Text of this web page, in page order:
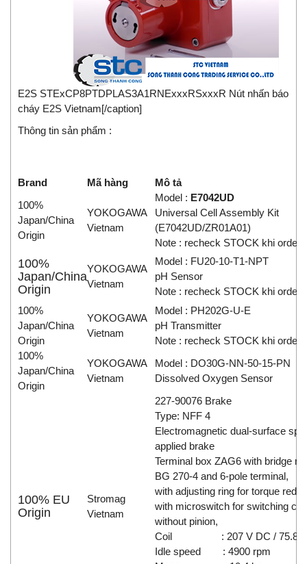
E2S STExCP8PTDPLAS3A1RNExxxRSxxxR Nút nhấn báo
cháy E2S Vietnam[/caption]
Thông tin sản phẩm :
Brand Mã hàng
Mô tả
100%
Japan/China
Origin
YOKOGAWA
Vietnam
Model : E7042UD
Universal Cell Assembly Kit
(E7042UD/ZR01A01)
Note : recheck STOCK khi order
100%
Japan/China
Origin
YOKOGAWA
Vietnam
Model : FU20-10-T1-NPT
pH Sensor
Note : recheck STOCK khi order
100%
Japan/China
Origin
YOKOGAWA
Vietnam
Model : PH202G-U-E
pH Transmitter
Note : recheck STOCK khi order
100%
Japan/China
Origin
YOKOGAWA
Vietnam
Model : DO30G-NN-50-15-PN
Dissolved Oxygen Sensor
100% EU
Origin
Stromag
Vietnam
227-90076 Brake
Type: NFF 4
Electromagnetic dual-surface
applied brake
Terminal box ZAG6 with bridge
BG 270-4 and 6-pole terminal,
with adjusting ring for torque
with microswitch for switching
without pinion,
Coil : 207 V DC / 75.8
Idle speed : 4900 rpm